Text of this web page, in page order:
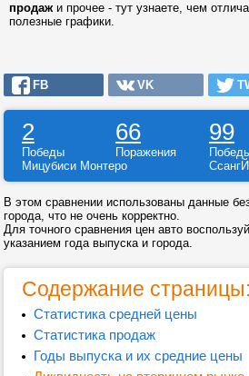
продажи прочее - тут узнаете, чем
полезные графики.
FB VK
2 66 99
Победы Поражения
Мицубиси Монтеро
В этом сравнении использованы данные
города, что не очень корректно.
Для точного сравнения цен авто
указанием года выпуска и города.
Содержание страницы:
Статистика средней цены
Статистика продаж
Годы выпуска и их средние цены